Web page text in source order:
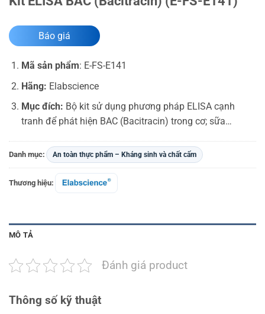
Báo giá
Mã sản phẩm: E-FS-E141
Hãng: Elabscience
Mục đích: Bộ kit sử dụng phương pháp ELISA cạnh
tranh để phát hiện BAC (Bacitracin) trong cơ; sữa…
Danh mục: An toàn thực phẩm – Kháng sinh và chất cấm
Thương hiệu:
MÔ TẢ
Đánh giá product
Thông số kỹ thuật